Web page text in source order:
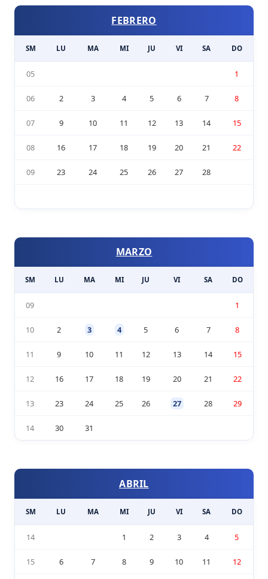
FEBRERO
SM LU MA MI JU VI SA DO
05 1
06 2 3 4 5 6 7 8
07 9 10 11 12 13 14 15
08 16 17 18 19 20 21 22
09 23 24 25 26 27 28
MARZO
SM LU MA MI JU VI SA DO
09 1
10 2 3 4 5 6 7 8
11 9 10 11 12 13 14 15
12 16 17 18 19 20 21 22
13 23 24 25 26 27 28 29
14 30 31
ABRIL
SM LU MA MI JU VI SA DO
14 1 2 3 4 5
15 6 7 8 9 10 11 12